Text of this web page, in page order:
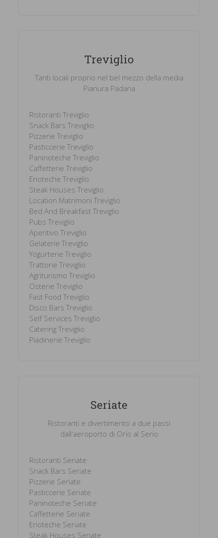
Treviglio
Tanti locali proprio nel bel mezzo della media
Pianura Padana
Ristoranti Treviglio
Snack Bars Treviglio
Pizzerie Treviglio
Pasticcerie Treviglio
Paninoteche Treviglio
Caffetterie Treviglio
Enoteche Treviglio
Steak Houses Treviglio
Location Matrimoni Treviglio
Bed And Breakfast Treviglio
Pubs Treviglio
Aperitivo Treviglio
Gelaterie Treviglio
Yogurterie Treviglio
Trattorie Treviglio
Agriturismo Treviglio
Osterie Treviglio
Fast Food Treviglio
Disco Bars Treviglio
Self Services Treviglio
Catering Treviglio
Piadinerie Treviglio
Seriate
Ristoranti e divertimento a due passi
dall'aeroporto di Orio al Serio
Ristoranti Seriate
Snack Bars Seriate
Pizzerie Seriate
Pasticcerie Seriate
Paninoteche Seriate
Caffetterie Seriate
Enoteche Seriate
Steak Houses Seriate